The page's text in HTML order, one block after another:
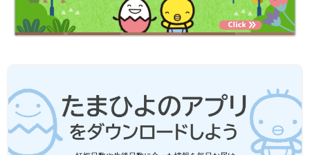
た、子どもの薬についている味は、だれが決め
ているのでしょうか。子どもの薬に詳しい国立
成育医療研究センター 開発企画主幹の中村秀文
お話・監修／中村秀文先生
お話・監修／齊藤順平先生
写真提供／国立成育医療研究センター 取材・文／東裕美、たま